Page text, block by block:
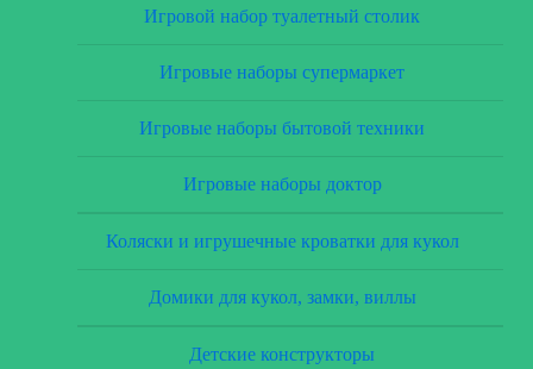
Игровой набор туалетный столик
Игровые наборы супермаркет
Игровые наборы бытовой техники
Игровые наборы доктор
Коляски и игрушечные кроватки для кукол
Домики для кукол, замки, виллы
Детские конструкторы